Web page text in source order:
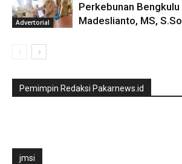
Advertorial
Perkebunan Bengkulu
Madeslianto, MS,
Pemimpin Redaksi Pakarnews.id
jmsi